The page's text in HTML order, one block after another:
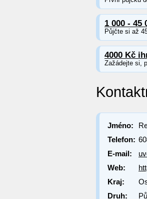
1 000 - 45
Půjčte si až
4000 Kč
Zažádejte si,
Jméno:
Telefon:
E-mail:
Web:
Kraj:
Druh: